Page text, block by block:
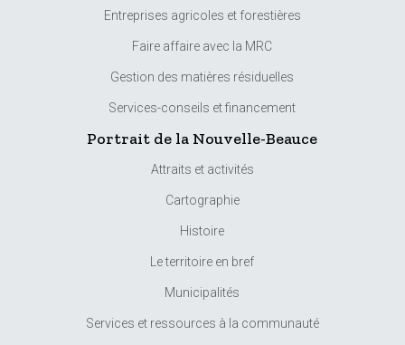
Entreprises agricoles et forestières
Faire affaire avec la MRC
Gestion des matières résiduelles
Services-conseils et financement
Portrait de la Nouvelle-Beauce
Attraits et activités
Cartographie
Histoire
Le territoire en bref
Municipalités
Services et ressources à la communauté